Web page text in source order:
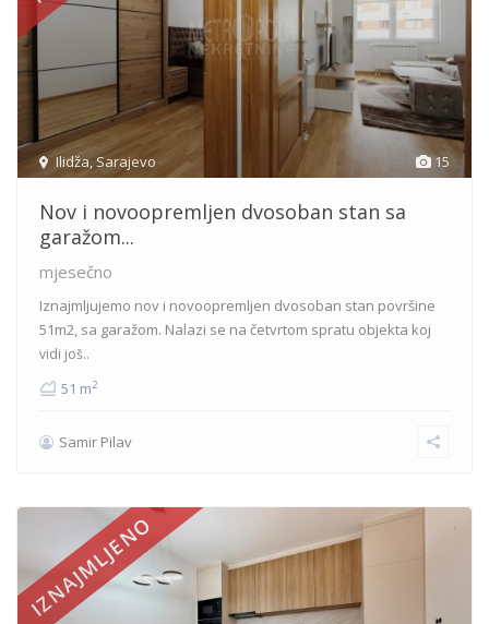
15
Ilidža, Sarajevo
Nov i novoopremljen dvosoban stan sa
garažom...
mjesečno
Iznajmljujemo nov i novoopremljen dvosoban stan površine
51m2, sa garažom. Nalazi se na četvrtom spratu objekta koj
vidi još..
51 m2
Samir Pilav
IZNAJMLJENO